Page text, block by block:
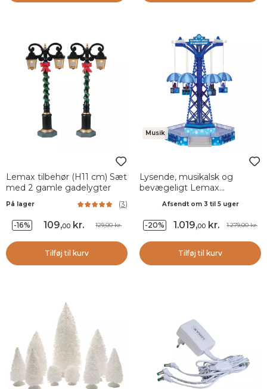
Lemax tilbehør (H11 cm) Sæt
med 2 gamle gadelygter
På lager (3)
-16% 109,00kr. 129,00 kr.
Tilføj til kurv
Musik
Lysende, musikalsk og
bevægeligt Lemax
Afsendt om 3 til 5 uger
-20% 1.019,00 kr. 1.279,00 kr.
Tilføj til kurv